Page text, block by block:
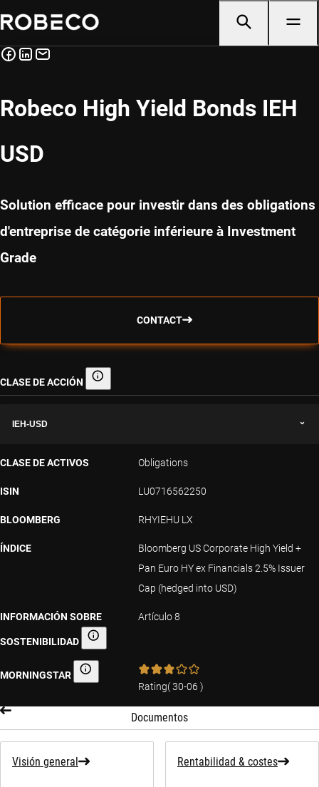
Robeco High Yield Bonds IEH
USD
Solution efficace pour investir dans des obligations
d'entreprise de catégorie inférieure à Investment
Grade
CONTACT
CLASE DE ACCIÓN Clase de acción
IEH-USD
CLASE DE ACTIVOS Obligations
ISIN LU0716562250
BLOOMBERG RHYIEHU LX
ÍNDICE
Bloomberg US Corporate High Yield +
Pan Euro HY ex Financials 2.5% Issuer
Cap (hedged into USD)
INFORMACIÓN SOBRE
SOSTENIBILIDAD Información sobre sostenibilidad
Artículo 8
MORNINGSTAR Morningstar
Rating(30-06 )
Documentos
Visión general Rentabilidad & costes